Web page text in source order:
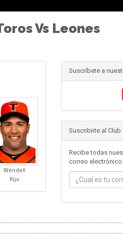
Vs Leones
Wendell
Rijo
Suscríbete a
Suscribirte al Club
Recibe todas
correo electrónico.